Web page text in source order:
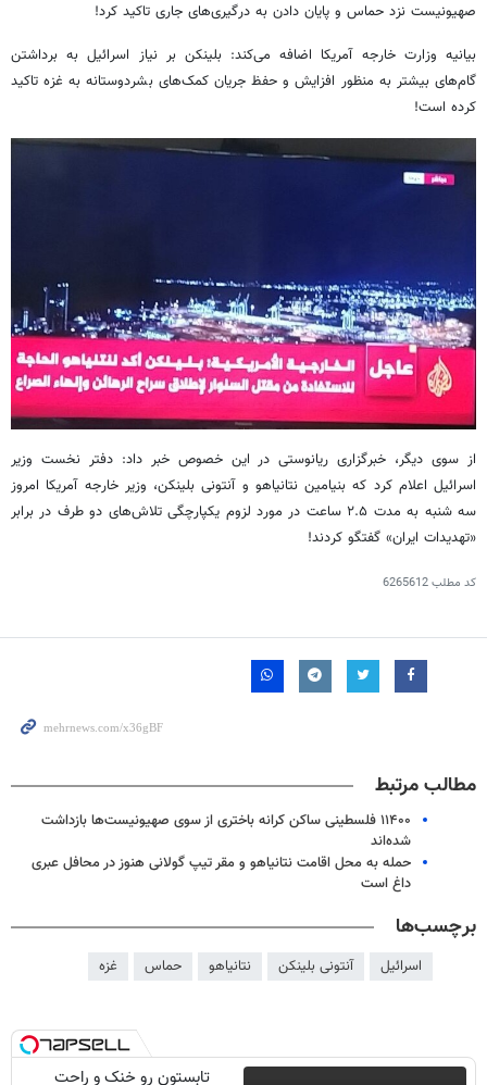
صهیونیست نزد حماس و پایان دادن به درگیری‌های جاری تاکید کرد!
بیانیه وزارت خارجه آمریکا اضافه می‌کند: بلینکن بر نیاز اسرائیل به برداشتن
گام‌های بیشتر به منظور افزایش و حفظ جریان کمک‌های بشردوستانه به غزه تاکید
کرده است!
از سوی دیگر، خبرگزاری ریانوستی در این خصوص خبر داد: دفتر نخست وزیر
اسرائیل اعلام کرد که بنیامین نتانیاهو و آنتونی بلینکن، وزیر خارجه آمریکا امروز
سه شنبه به مدت ۲.۵ ساعت در مورد لزوم یکپارچگی تلاش‌های دو طرف در برابر
«تهدیدات ایران» گفتگو کردند!
کد مطلب6265612
مطالب مرتبط
۱۱۴۰۰ فلسطینی ساکن کرانه باختری از سوی صهیونیست‌ها بازداشت
شده‌اند
حمله به محل اقامت نتانیاهو و مقر تیپ گولانی هنوز در محافل عبری
داغ است
برچسب‌ها
اسرائیل آنتونی بلینکن نتانیاهو حماس غزه
تابستون رو خنک و راحت